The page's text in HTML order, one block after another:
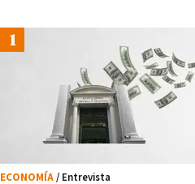
ECONOMÍA/ Entrevista